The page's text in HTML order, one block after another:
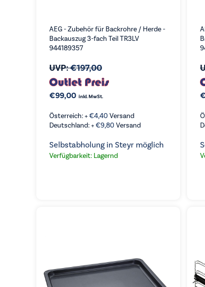
AEG - Zubehör für Backrohre / Herde -
Backauszug 3-fach Teil TR3LV
944189357
UVP:€197,00
€99,00 inkl. MwSt.
Österreich: +€4,40 Versand
Deutschland: +€9,80 Versand
Selbstabholung in Steyr möglich
Verfügbarkeit: Lagernd
€